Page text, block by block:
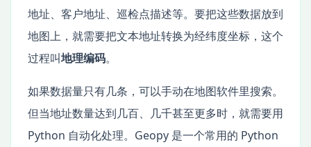
地址、客户地址、巡检点描述等。要把这些数据放到
地图上，就需要把文本地址转换为经纬度坐标，这个
过程叫地理编码。
如果数据量只有几条，可以手动在地图软件里搜索。
但当地址数量达到几百、几千甚至更多时，就需要用
Python 自动化处理。Geopy 是一个常用的 Python